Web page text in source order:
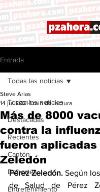
Entrada
Todas las noticias
Destacadas
Recientes
Cantón
Deportes
Entretenimiento
Todas las noticias
Más de 8000
contra la
fueron aplicadas
Zeledón
Steve Arias
14 jul 2021 1 min de lectura
Pérez Zeledón. Según
de Salud de Pérez